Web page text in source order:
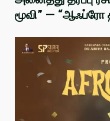
மூவி” — “ஆஃப்ரோ